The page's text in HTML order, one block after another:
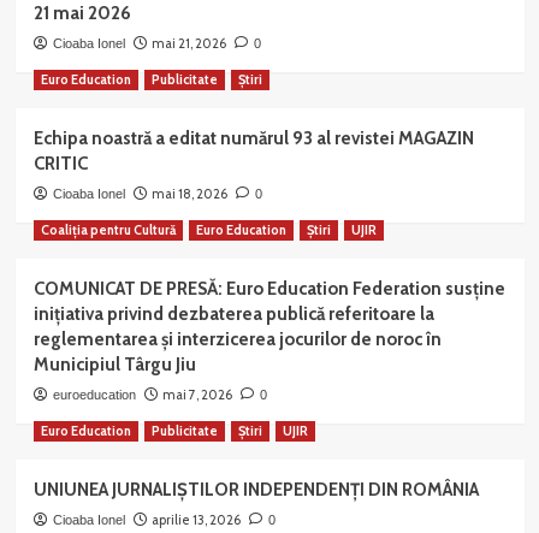
21 mai 2026
Cioaba Ionel mai 21, 2026 0
Euro Education Publicitate Știri
Echipa noastră a editat numărul 93 al revistei MAGAZIN
CRITIC
Cioaba Ionel mai 18, 2026 0
Coaliția pentru Cultură Euro Education Știri UJIR
COMUNICAT DE PRESĂ: Euro Education Federation susține
inițiativa privind dezbaterea publică referitoare la
reglementarea și interzicerea jocurilor de noroc în
Municipiul Târgu Jiu
euroeducation mai 7, 2026 0
Euro Education Publicitate Știri UJIR
UNIUNEA JURNALIȘTILOR INDEPENDENȚI DIN ROMÂNIA
Cioaba Ionel aprilie 13, 2026 0